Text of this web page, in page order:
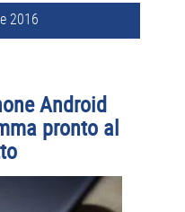
2016
Android
pronto al